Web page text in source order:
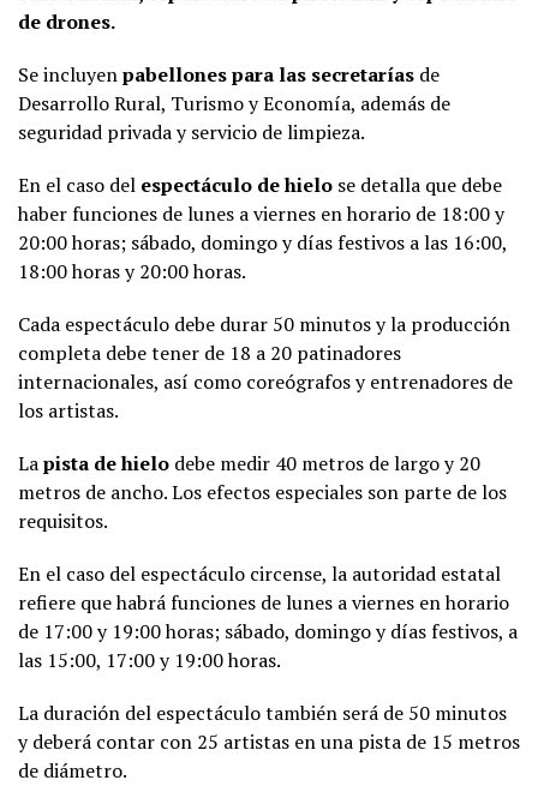
de drones.
Se incluyenpabellones para las secretarías de
Desarrollo Rural, Turismo y Economía, además de
seguridad privada y servicio de limpieza.
En el caso del espectáculo de hielo se detalla que debe
haber funciones de lunes a viernes en horario de 18:00 y
20:00 horas; sábado, domingo y días festivos a las 16:00,
18:00 horas y 20:00 horas.
Cada espectáculo debe durar 50 minutos y la producción
completa debe tener de 18 a 20 patinadores
internacionales, así como coreógrafos y entrenadores de
los artistas.
Lapista de hielo debe medir 40 metros de largo y 20
metros de ancho. Los efectos especiales son parte de los
requisitos.
En el caso del espectáculo circense, la autoridad estatal
refiere que habrá funciones de lunes a viernes en horario
de 17:00 y 19:00 horas; sábado, domingo y días festivos, a
las 15:00, 17:00 y 19:00 horas.
La duración del espectáculo también será de 50 minutos
y deberá contar con 25 artistas en una pista de 15 metros
de diámetro.